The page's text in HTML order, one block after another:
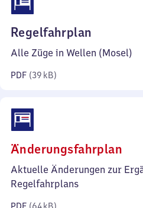
Regelfahrplan
39
Alle Züge in Wellen (Mosel)
PDF (39 kB)
Änderungsfahrplan
64
Aktuelle Änderungen zur
Regelfahrplans